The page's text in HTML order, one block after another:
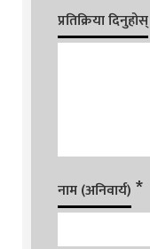
प्रतिक्रिया दिनुहोस्
नाम (अनिवार्य) *